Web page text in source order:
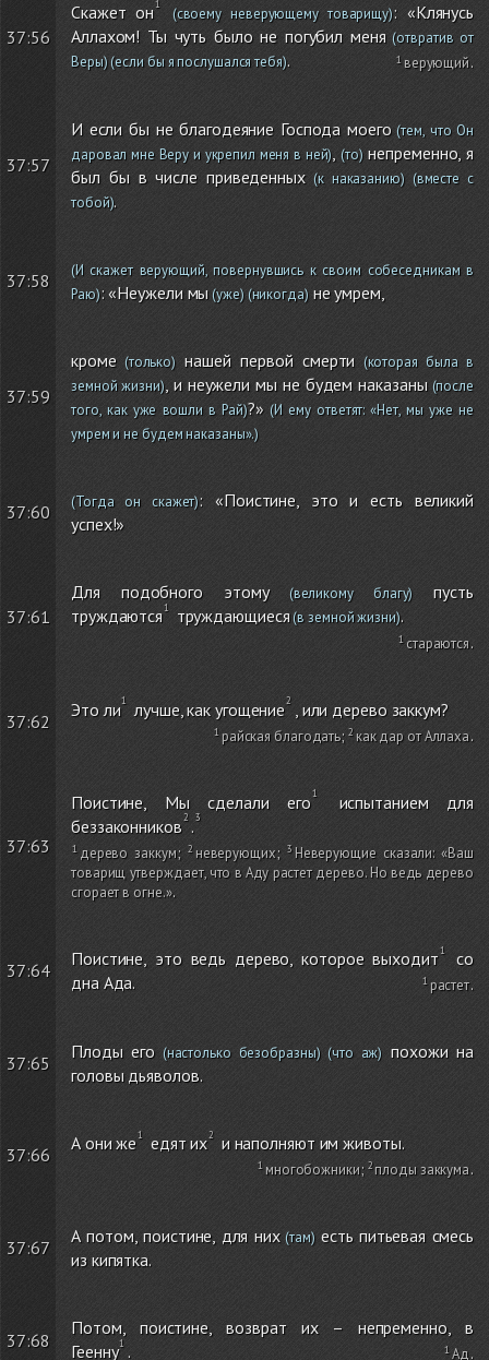
37:56
Скажет он (своему неверующему товарищу): «Клянусь
Аллахом! Ты чуть было не погубил меня(отвратив от
Веры)(если бы я послушался тебя). верующий.
37:57
И если бы не благодеяние Господа моего(тем, что Он
даровал мне Веру и укрепил меня в ней), (то)непременно, я
был бы в числе приведенных(к наказанию)(вместе с
тобой).
37:58
(И скажет верующий, повернувшись к своим собеседникам в
Раю): «Неужели мы(уже)(никогда)не умрем,
37:59
кроме(только) нашей первой смерти (которая была в
земной жизни), и неужели мы не будем наказаны(после
того, как уже вошли в Рай)?»(И ему ответят: «Нет, мы уже не
умрем и не будем наказаны».)
37:60 (Тогда он скажет): «Поистине, это и есть великий
успех!»
37:61
Для подобного этому(великому благу)
пусть
труждаются
труждающиеся(в земной жизни).
стараются.
37:62
Это ли лучше, как угощение , или дерево заккум?
райская благодать; как дар от Аллаха.
37:63
Поистине, Мы сделали его
испытанием для
беззаконников .
дерево заккум; неверующих;
Неверующие сказали: «Ваш
товарищ утверждает, что в Аду растет дерево. Но ведь дерево
сгорает в огне.».
37:64
Поистине, это ведь дерево, которое выходит
со
дна Ада.
растет.
37:65
Плоды его(настолько безобразны)(что аж) похожи на
головы дьяволов.
37:66
А они же едят их и наполняют им животы.
многобожники; плоды заккума.
37:67
А потом, поистине, для них(там)есть питьевая смесь
из кипятка.
37:68
Потом, поистине, возврат их – непременно, в
Геенну . Ад.